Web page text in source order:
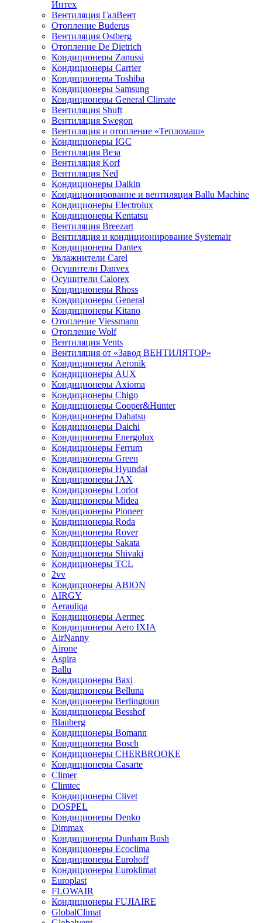
Интех
Вентиляция ГалВент
Отопление Buderus
Вентиляция Ostberg
Отопление De Dietrich
Кондиционеры Zanussi
Кондиционеры Carrier
Кондиционеры Toshiba
Кондиционеры Samsung
Кондиционеры General Climate
Вентиляция Shuft
Вентиляция Swegon
Вентиляция и отопление «Тепломаш»
Кондиционеры IGC
Вентиляция Веза
Вентиляция Korf
Вентиляция Ned
Кондиционеры Daikin
Кондиционирование и вентиляция Ballu Machine
Кондиционеры Electrolux
Кондиционеры Kentatsu
Вентиляция Breezart
Вентиляция и кондиционирование Systemair
Кондиционеры Dantex
Увлажнители Carel
Осушители Danvex
Осушители Calorex
Кондиционеры Rhoss
Кондиционеры General
Кондиционеры Kitano
Отопление Viessmann
Отопление Wolf
Вентиляция Vents
Вентиляция от «Завод ВЕНТИЛЯТОР»
Кондиционеры Aeronik
Кондиционеры AUX
Кондиционеры Axioma
Кондиционеры Chigo
Кондиционеры Cooper&Hunter
Кондиционеры Dahatsu
Кондиционеры Daichi
Кондиционеры Energolux
Кондиционеры Ferrum
Кондиционеры Green
Кондиционеры Hyundai
Кондиционеры JAX
Кондиционеры Loriot
Кондиционеры Midea
Кондиционеры Pioneer
Кондиционеры Roda
Кондиционеры Rover
Кондиционеры Sakata
Кондиционеры Shivaki
Кондиционеры TCL
2vv
Кондиционеры ABION
AIRGY
Aerauliqa
Кондиционеры Aermec
Кондиционеры Aero IXIA
AirNanny
Airone
Aspira
Ballu
Кондиционеры Baxi
Кондиционеры Belluna
Кондиционеры Berlingtoun
Кондиционеры Besshof
Blauberg
Кондиционеры Bomann
Кондиционеры Bosch
Кондиционеры CHERBROOKE
Кондиционеры Casarte
Climer
Climtec
Кондиционеры Clivet
DOSPEL
Кондиционеры Denko
Dimmax
Кондиционеры Dunham Bush
Кондиционеры Ecoclima
Кондиционеры Eurohoff
Кондиционеры Euroklimat
Europlast
FLOWAIR
Кондиционеры FUJIAIRE
GlobalClimat